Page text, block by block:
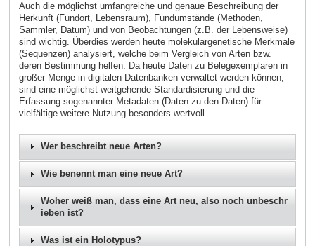
Auch die möglichst umfangreiche und genaue Beschreibung der
Herkunft (Fundort, Lebensraum), Fundumstände (Methoden,
Sammler, Datum) und von Beobachtungen (z.B. der Lebensweise)
sind wichtig. Überdies werden heute molekulargenetische Merkmale
(Sequenzen) analysiert, welche beim Vergleich von Arten bzw.
deren Bestimmung helfen. Da heute Daten zu Belegexemplaren in
großer Menge in digitalen Datenbanken verwaltet werden können,
sind eine möglichst weitgehende Standardisierung und die
Erfassung sogenannter Metadaten (Daten zu den Daten) für
vielfältige weitere Nutzung besonders wertvoll.
Wer beschreibt neue Arten?
Wie benennt man eine neue Art?
Woher weiß man, dass eine Art neu, also noch unbeschr
ieben ist?
Was ist ein Holotypus?